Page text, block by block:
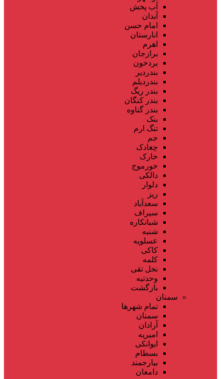
آب پخش
آبدان
امام حسن
انارستان
اهرم
برازجان
بردخون
بندردیر
بندردیلم
بندر ریگ
بندر کنگان
بندر گناوه
بنک
تنگ ارم
جم
چغادک
خارک
خورموج
دالکی
دلوار
ریز
سعدآباد
سیراف
شبانکاره
شنبه
عسلویه
کاکی
کلمه
نخل تقی
وحدتیه
بازگشت
سمنان
تمام شهر‌ها
سمنان
آرادان
امیریه
ایوانکی
بسطام
بیارجمند
دامغان